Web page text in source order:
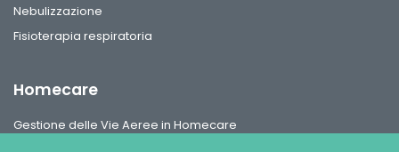
Nebulizzazione
Fisioterapia respiratoria
Homecare
Gestione delle Vie Aeree in Homecare